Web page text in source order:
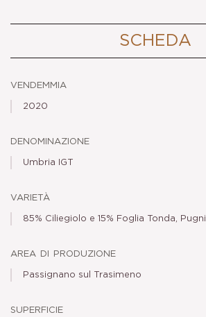
SCHEDA
vendemmia
2020
denominazione
Umbria IGT
varietà
85% Ciliegiolo e 15% Foglia Tonda,
area di produzione
Passignano sul Trasimeno
superficie